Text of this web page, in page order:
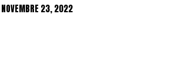
NOVEMBRE 23, 2022